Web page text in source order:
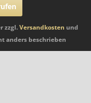
zzgl.Versandkosten und
anders beschrieben